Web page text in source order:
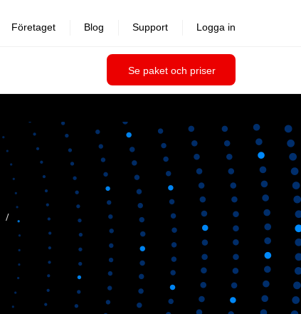
Se paket och priser
Företaget Blog Support Logga in